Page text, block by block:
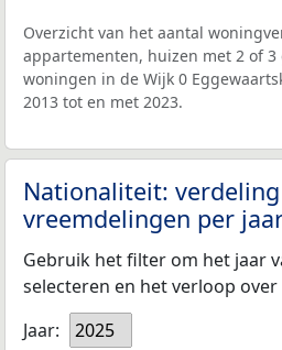
Overzicht van het aantal
appartementen, huizen met 2 of
woningen in de Wijk 0
2013 tot en met 2023.
Nationaliteit:
vreemdelingen per
Gebruik het filter om het jaar
selecteren en het verloop
Jaar:
2025